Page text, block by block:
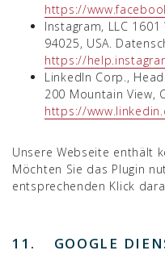
https://
Instagram, LLC
94025, USA.
https://
LinkedIn Corp.,
200 Mountain View,
https://
Unsere Webseite enthält
Möchten Sie das Plugin
entsprechenden Klick
11. GOOGLE